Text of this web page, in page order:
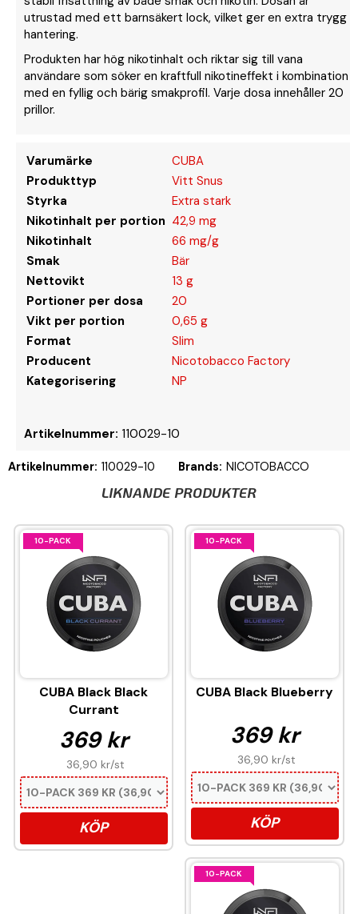
utrustad med ett barnsäkert lock, vilket ger en extra trygg
hantering.
Produkten har hög nikotinhalt och riktar sig till vana
användare som söker en kraftfull nikotineffekt i kombination
med en fyllig och bärig smakprofil. Varje dosa innehåller 20
prillor.
Varumärke
CUBA
Produkttyp
Vitt Snus
Styrka
Extra stark
Nikotinhalt per portion 42,9 mg
Nikotinhalt
66 mg/g
Smak
Bär
Nettovikt
13 g
Portioner per dosa
20
Vikt per portion
0,65 g
Format
Slim
Producent
Nicotobacco Factory
Kategorisering
NP
Artikelnummer: 110029-10
Artikelnummer: 110029-10 Brands: NICOTOBACCO
LIKNANDE PRODUKTER
10-PACK
CUBA Black Black
Currant
369 kr
36,90 kr/st
KÖP
10-PACK
CUBA Black Blueberry
369 kr
36,90 kr/st
KÖP
10-PACK